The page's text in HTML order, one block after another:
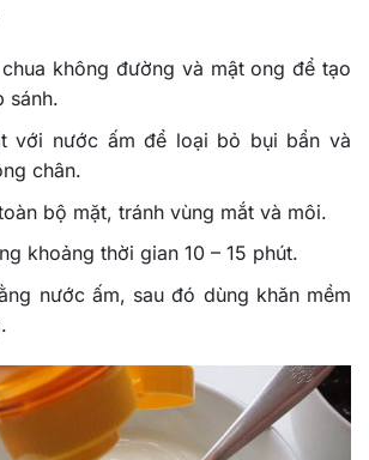
không đường và mật ong để tạo
sánh.
với nước ấm để loại bỏ bụi bẩn và
chân.
bộ mặt, tránh vùng mắt và môi.
khoảng thời gian 10 – 15 phút.
nước ấm, sau đó dùng khăn mềm